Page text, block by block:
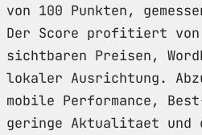
von 100 Punkten,
Der Score profitiert
sichtbaren Preisen,
lokaler Ausrichtung.
mobile Performance,
geringe Aktualitaet und